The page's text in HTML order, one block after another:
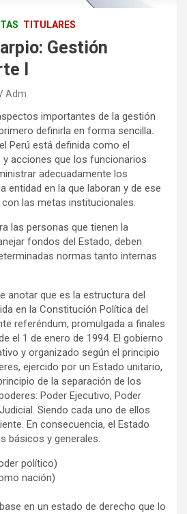
TITULARES
Gestión
I
Adm
importantes de la gestión
definirla en forma sencilla.
Perú está definida como el
acciones que los funcionarios
adecuadamente los
entidad en la que laboran y de ese
las metas institucionales.
las personas que tienen la
fondos del Estado, deben
normas tanto internas
anotar que es la estructura del
en la Constitución Política del
referéndum, promulgada a finales
el 1 de enero de 1994. El gobierno
y organizado según el principio
ejercido por un Estado unitario,
de la separación de los
Poder Ejecutivo, Poder
Siendo cada uno de ellos
En consecuencia, el Estado
básicos y generales:
político)
nación)
en un estado de derecho que lo